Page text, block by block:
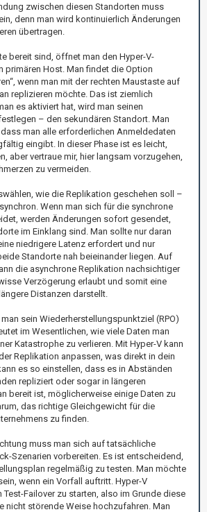
zwischen diesen Standorten muss
denn man wird kontinuierlich Änderungen
übertragen.
bereit sind, öffnet man den Hyper-V-
primären Host. Man findet die Option
wenn man mit der rechten Maustaste auf
replizieren möchte. Das ist ziemlich
es aktiviert hat, wird man seinen
– den sekundären Standort. Man
man alle erforderlichen Anmeldedaten
eingibt. In dieser Phase ist es leicht,
aber vertraue mir, hier langsam vorzugehen,
zu vermeiden.
wie die Replikation geschehen soll –
Wenn man sich für die synchrone
werden Änderungen sofort gesendet,
im Einklang sind. Man sollte nur daran
niedrigere Latenz erfordert und nur
Standorte nah beieinander liegen. Auf
die asynchrone Replikation nachsichtiger
Verzögerung erlaubt und somit eine
Distanzen darstellt.
sein Wiederherstellungspunktziel (RPO)
im Wesentlichen, wie viele Daten man
Katastrophe zu verlieren. Mit Hyper-V kann
Replikation anpassen, was direkt in dein
es so einstellen, dass es in Abständen
repliziert oder sogar in längeren
bereit ist, möglicherweise einige Daten zu
das richtige Gleichgewicht für die
zu finden.
muss man sich auf tatsächliche
Szenarien vorbereiten. Es ist entscheidend,
regelmäßig zu testen. Man möchte
wenn ein Vorfall auftritt. Hyper-V
Failover zu starten, also im Grunde diese
nicht störende Weise hochzufahren. Man